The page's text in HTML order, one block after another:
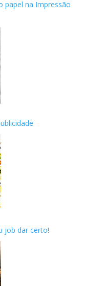
papel na Impressão
job dar certo!